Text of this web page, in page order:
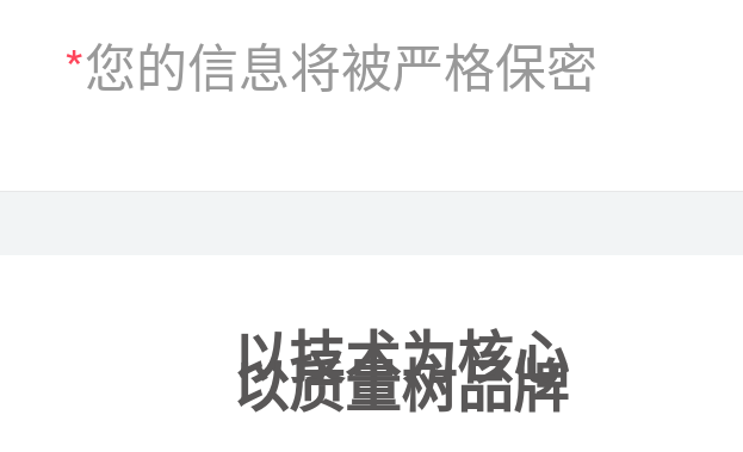
*您的信息将被严格保密
以技术为核心
以质量树品牌